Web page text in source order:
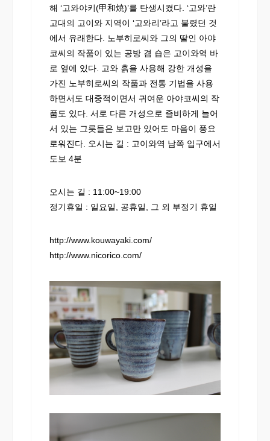
해 ‘고와야키(甲和焼)’를 탄생시켰다. ‘고와’란
고대의 고이와 지역이 ‘고와리’라고 불렸던 것
에서 유래한다. 노부히로씨와 그의 딸인 아야
코씨의 작품이 있는 공방 겸 숍은 고이와역 바
로 옆에 있다. 고와 흙을 사용해 강한 개성을
가진 노부히로씨의 작품과 전통 기법을 사용
하면서도 대중적이면서 귀여운 아야코씨의 작
품도 있다. 서로 다른 개성으로 즐비하게 늘어
서 있는 그릇들은 보고만 있어도 마음이 풍요
로워진다. 오시는 길 : 고이와역 남쪽 입구에서
도보 4분
오시는 길 : 11:00~19:00
정기휴일 : 일요일, 공휴일, 그 외 부정기 휴일
http://www.kouwayaki.com/
http://www.nicorico.com/